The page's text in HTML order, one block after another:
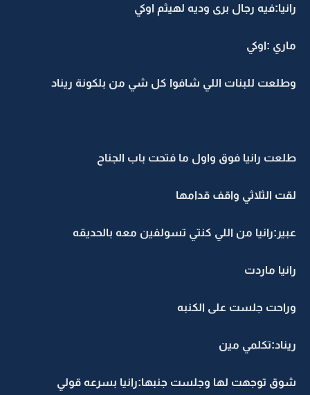
رانيا:فيه رجال برى وديه لهيثم اوكي
ماري :اوكي
وطلعت للبنات اللي شافوا كل شي من بلكونة ريناد
طلعت رانيا فوق واول ما فتحت باب الجناح
لقت الثلاثي واقف قدامها
عبير:رانيا من اللي كنتي تسولفين معه بالحديقه
رانيا ماردت
وراحت جلست على الكنبه
ريناد:تكلمي مين
شوق توجهت لها وجلست جنبها:رانيا بسرعه قولي